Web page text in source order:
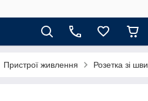
Пристрої живлення Розетка зі